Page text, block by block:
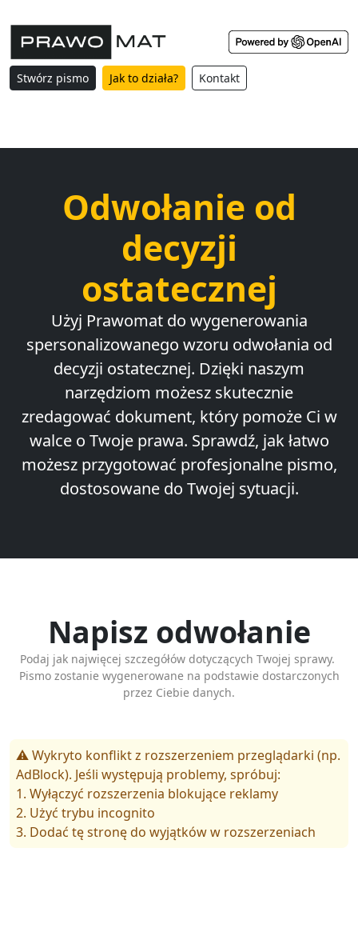
Stwórz pismo Jak to działa? Kontakt
Odwołanie od
decyzji
ostatecznej
Użyj Prawomat do wygenerowania
spersonalizowanego wzoru odwołania od
decyzji ostatecznej. Dzięki naszym
narzędziom możesz skutecznie
zredagować dokument, który pomoże Ci w
walce o Twoje prawa. Sprawdź, jak łatwo
możesz przygotować profesjonalne pismo,
dostosowane do Twojej sytuacji.
Napisz odwołanie
Podaj jak najwięcej szczegółów dotyczących Twojej sprawy.
Pismo zostanie wygenerowane na podstawie dostarczonych
przez Ciebie danych.
⚠️ Wykryto konflikt z rozszerzeniem przeglądarki (np.
AdBlock). Jeśli występują problemy, spróbuj:
1. Wyłączyć rozszerzenia blokujące reklamy
2. Użyć trybu incognito
3. Dodać tę stronę do wyjątków w rozszerzeniach